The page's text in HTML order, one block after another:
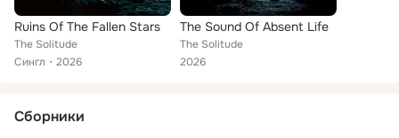
Ruins Of The Fallen Stars
The Solitude
Сингл
2026
The Sound Of Absent Life
The Solitude
2026
Сборники